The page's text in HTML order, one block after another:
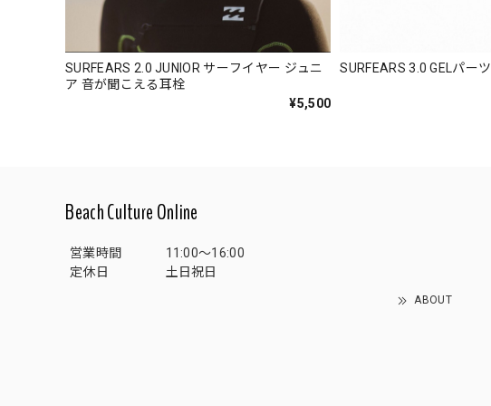
SURFEARS 2.0 JUNIOR サーフイヤー ジュニ
ア 音が聞こえる耳栓
¥5,500
SURFEARS 3.0 GELパーツ
Beach Culture Online
営業時間
11:00～16:00
定休日
土日祝日
ABOUT